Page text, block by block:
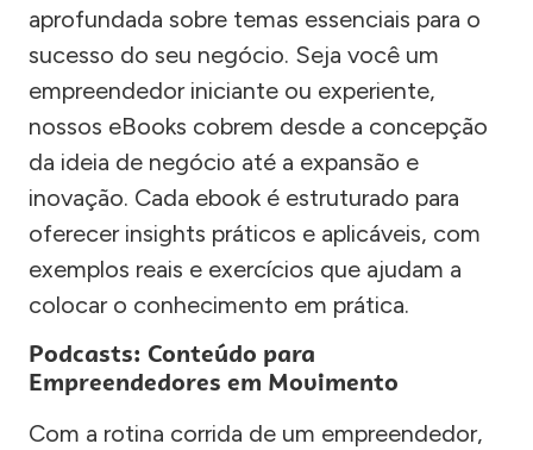
aprofundada sobre temas essenciais para o
sucesso do seu negócio. Seja você um
empreendedor iniciante ou experiente,
nossos eBooks cobrem desde a concepção
da ideia de negócio até a expansão e
inovação. Cada ebook é estruturado para
oferecer insights práticos e aplicáveis, com
exemplos reais e exercícios que ajudam a
colocar o conhecimento em prática.
Podcasts: Conteúdo para
Empreendedores em Movimento
Com a rotina corrida de um empreendedor,